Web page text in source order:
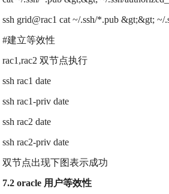
ssh grid@rac1 cat ~/.ssh/*.pub &gt;&gt; ~/
#建立等效性
rac1,rac2 双节点执行
ssh rac1 date
ssh rac1-priv date
ssh rac2 date
ssh rac2-priv date
双节点出现下图表示成功
7.2 oracle 用户等效性